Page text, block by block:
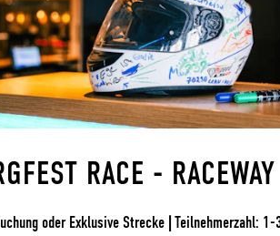
RACE -
oder Exklusive Strecke Teilnehmerzahl: 1-